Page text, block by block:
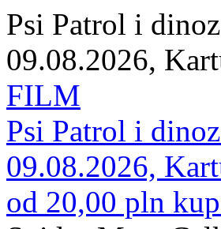
Psi Patrol i
09.08.2026,
FILM
Psi Patrol i
09.08.2026,
od 20,00 pln